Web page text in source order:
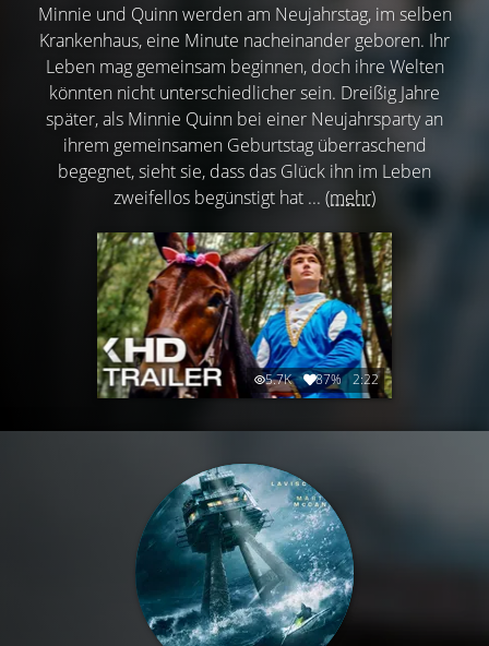
Minnie und Quinn werden am Neujahrstag, im selben
Krankenhaus, eine Minute nacheinander geboren. Ihr
Leben mag gemeinsam beginnen, doch ihre Welten
könnten nicht unterschiedlicher sein. Dreißig Jahre
später, als Minnie Quinn bei einer Neujahrsparty an
ihrem gemeinsamen Geburtstag überraschend
begegnet, sieht sie, dass das Glück ihn im Leben
zweifellos begünstigt hat ... (mehr)
5.7K 87% 2:22